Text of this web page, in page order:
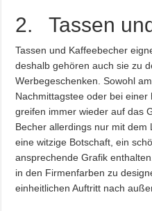
2. Tassen
Tassen und Kaffeebecher
deshalb gehören auch sie zu
Werbegeschenken. Sowohl
Nachmittagstee oder bei
greifen immer wieder auf das
Becher allerdings nur mit
eine witzige Botschaft, ein
ansprechende Grafik
in den Firmenfarben zu
einheitlichen Auftritt nach